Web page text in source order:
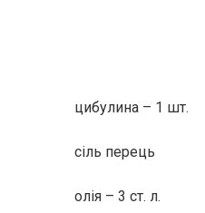
цибулина – 1 шт.
сіль перець
олія – 3 ст. л.